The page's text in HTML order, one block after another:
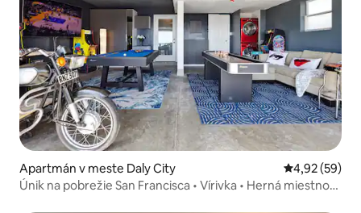
Apartmán v meste Daly City Priemerné
4,92 (59)
Únik na pobrežie San Francisca • Vírivka • Herná miestnosť